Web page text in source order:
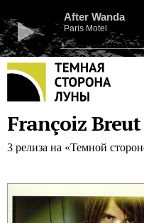
After Wanda
Paris Motel
Françoiz Breut
3 релиза на «Темной